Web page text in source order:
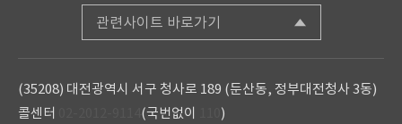
관련사이트 바로가기
(35208) 대전광역시 서구 청사로 189 (둔산동, 정부대전청사 3동)
콜센터
(국번없이 )